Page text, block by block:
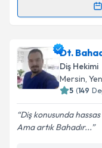
Randevu
Uzm. Dt. İnan
oluşturun. Size
takvim
Dt.
Diş Hekimi
Mersin,
5 (149
Diş konusunda
Ama artık Bahadır...